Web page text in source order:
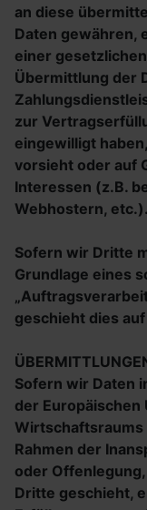
an diese
Daten gewähren,
einer
Übermittlung der
zur
eingewilligt
vorsieht oder auf
Interessen (z.B.
Webhostern, etc.).
Sofern wir Dritte
Grundlage eines
geschieht dies
Sofern wir Daten
der Europäischen
Wirtschaftsraums
Rahmen der
oder
Dritte geschieht,